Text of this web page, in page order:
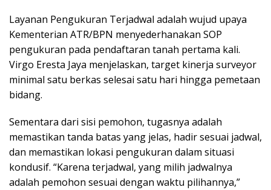
Layanan Pengukuran Terjadwal adalah wujud upaya
Kementerian ATR/BPN menyederhanakan SOP
pengukuran pada pendaftaran tanah pertama kali.
Virgo Eresta Jaya menjelaskan, target kinerja surveyor
minimal satu berkas selesai satu hari hingga pemetaan
bidang.
Sementara dari sisi pemohon, tugasnya adalah
memastikan tanda batas yang jelas, hadir sesuai jadwal,
dan memastikan lokasi pengukuran dalam situasi
kondusif. “Karena terjadwal, yang milih jadwalnya
adalah pemohon sesuai dengan waktu pilihannya,”